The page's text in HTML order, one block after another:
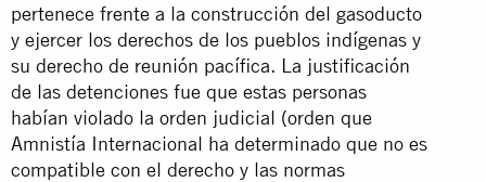
pertenece frente a la construcción del gasoducto
y ejercer los derechos de los pueblos indígenas y
su derecho de reunión pacífica. La justificación
de las detenciones fue que estas personas
habían violado la orden judicial (orden que
Amnistía Internacional ha determinado que no es
compatible con el derecho y las normas